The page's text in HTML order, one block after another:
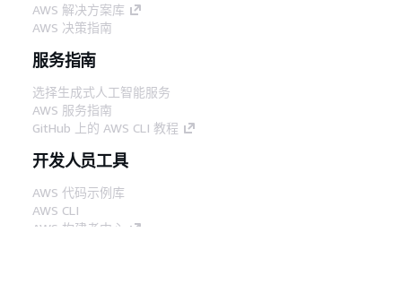
AWS 解决方案库
AWS 决策指南
服务指南
选择生成式人工智能服务
AWS 服务指南
GitHub 上的 AWS CLI 教程
开发人员工具
AWS 代码示例库
AWS CLI
AWS 构建者中心